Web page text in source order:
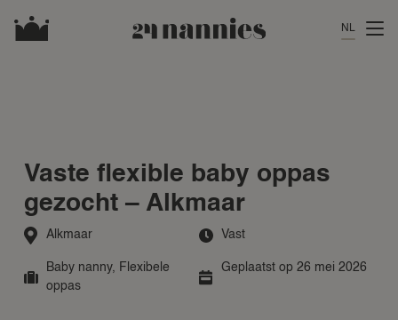
NL
Vaste flexible baby oppas
gezocht – Alkmaar
Alkmaar Vast
Baby nanny, Flexibele
oppas
Geplaatst op 26 mei 2026